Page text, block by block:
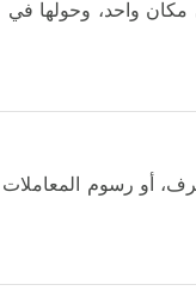
واحد، وحولها في
أو رسوم المعاملات